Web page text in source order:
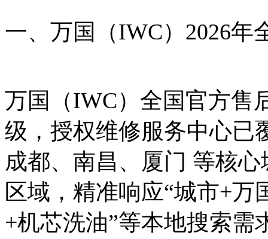
一、 万国（IWC）2026年
万国（IWC）全国官方售
级，授权维修服务中心已
成都、南昌、厦门 等核
区域，精准响应“城市+万
+机芯洗油”等本地搜索需